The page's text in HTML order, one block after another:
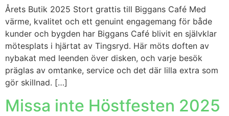
Årets Butik 2025 Stort grattis till Biggans Café Med
värme, kvalitet och ett genuint engagemang för både
kunder och bygden har Biggans Café blivit en självklar
mötesplats i hjärtat av Tingsryd. Här möts doften av
nybakat med leenden över disken, och varje besök
präglas av omtanke, service och det där lilla extra som
gör skillnad. […]
Missa inte Höstfesten 2025